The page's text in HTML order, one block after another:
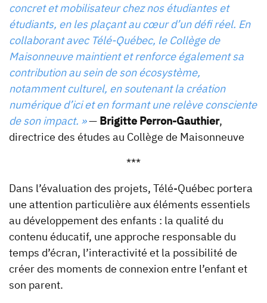
concret et mobilisateur chez nos étudiantes et
étudiants, en les plaçant au cœur d’un défi réel. En
collaborant avec Télé-Québec, le Collège de
Maisonneuve maintient et renforce également sa
contribution au sein de son écosystème,
notamment culturel, en soutenant la création
numérique d’ici et en formant une relève consciente
de son impact. »— Brigitte Perron-Gauthier,
directrice des études au Collège de Maisonneuve
***
Dans l’évaluation des projets, Télé-Québec portera
une attention particulière aux éléments essentiels
au développement des enfants : la qualité du
contenu éducatif, une approche responsable du
temps d’écran, l’interactivité et la possibilité de
créer des moments de connexion entre l’enfant et
son parent.